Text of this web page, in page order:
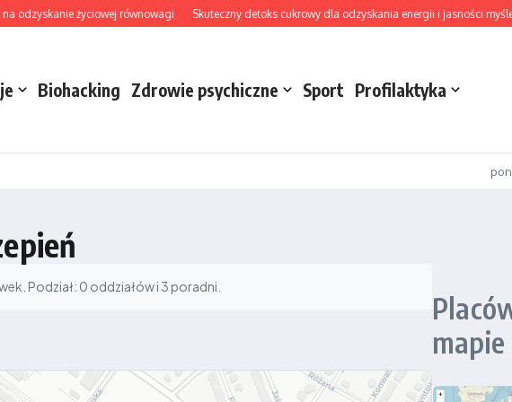
odzyskanie życiowej równowagi Skuteczny detoks cukrowy dla odzyskania energii i jasności
Biohacking Zdrowie psychiczne Sport Profilaktyka
Podział: 0 oddziałów i 3 poradni.
mapie